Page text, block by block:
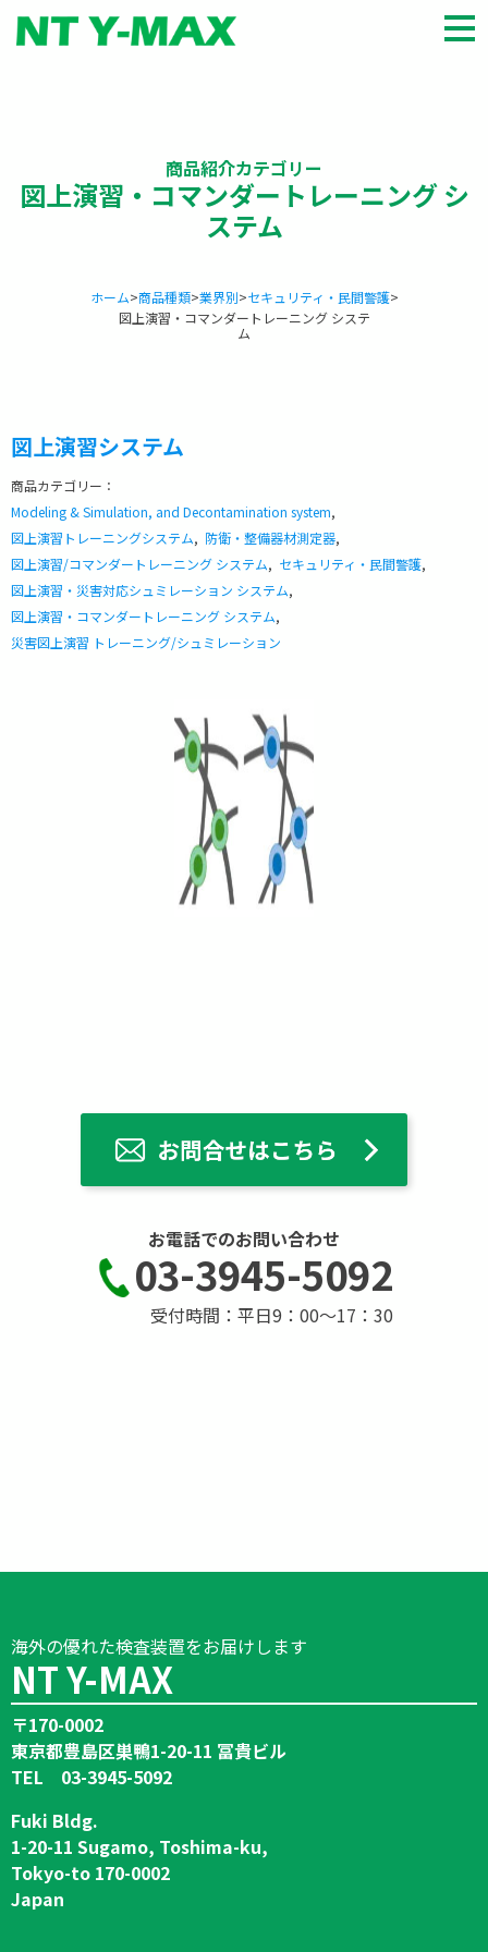
パートナー
お問い合わせ
商品紹介カテゴリー
図上演習・コマンダートレーニング シ
ステム
ホーム>商品種類>業界別>セキュリティ・民間警護>
図上演習・コマンダートレーニング システ
ム
図上演習システム
商品カテゴリー：
Modeling & Simulation, and Decontamination system,
図上演習トレーニングシステム, 防衛・整備器材測定器,
図上演習/コマンダートレーニング システム, セキュリティ・民間警護,
図上演習・災害対応シュミレーション システム,
図上演習・コマンダートレーニング システム,
災害図上演習 トレーニング/シュミレーション
お電話でのお問い合わせ
03-3945-5092
受付時間：平日9：00～17：30
海外の優れた検査装置をお届けします
NT Y-MAX
〒170-0002
東京都豊島区巣鴨1-20-11 冨貴ビル
TEL 03-3945-5092
Fuki Bldg.
1-20-11 Sugamo, Toshima-ku,
Tokyo-to 170-0002
Japan